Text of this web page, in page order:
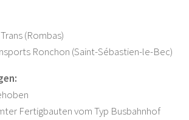
(Rombas)
Ronchon (Saint-Sébastien-le-Bec)
Fertigbauten vom Typ Busbahnhof